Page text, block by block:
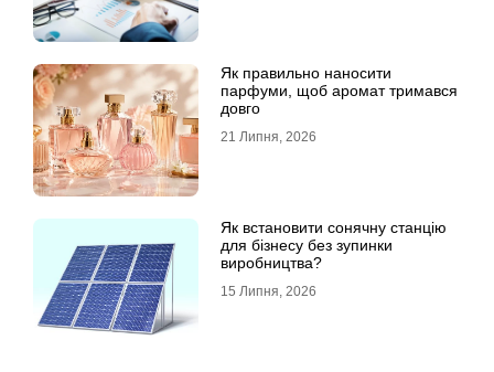
Як правильно наносити
парфуми, щоб аромат тримався
довго
21 Липня, 2026
Як встановити сонячну станцію
для бізнесу без зупинки
виробництва?
15 Липня, 2026